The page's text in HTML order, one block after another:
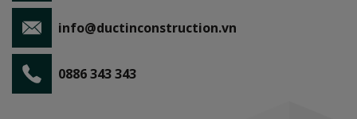
info@ductinconstruction.vn
0886 343 343